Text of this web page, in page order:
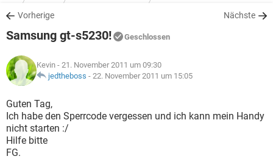
WINDOWS 10
WHATSAPP TIKTOK
FACEBOOK
SPIELE STREAMING
WHATSAPP TIKTOK
FACEBOOK
DOWNLOADS
SPIELE STREAMING
ANDROID
WINDOWS 10 INSTAGRAM
WHATSAPP
FACEBOOK HARDWARE
SPIELE STREAMING
ANDROID
WINDOWS 10
WHATSAPP
FACEBOOK
LEXIKON
SPIELE
ANDROID IOS
WINDOWS 10
Vorherige Nächste
Samsung gt-s5230! Geschlossen
Kevin - 21. November 2011 um 09:30
jedtheboss - 22. November 2011 um 15:05
Guten Tag,
Ich habe den Sperrcode vergessen und ich kann mein Handy
nicht starten :/
Hilfe bitte
FG.